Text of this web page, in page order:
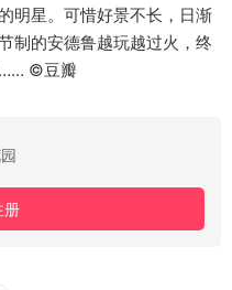
明星。可惜好景不长，日渐
制的安德鲁越玩越过火，终
…… ©豆瓣
册